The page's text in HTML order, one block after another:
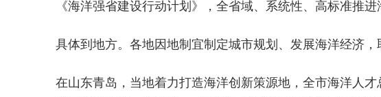
《海洋强省建设行动计划》，全省域、系统性、高标准推进
具体到地方。各地因地制宜制定城市规划、发展海洋经济
在山东青岛，当地着力打造海洋创新策源地，全市海洋人